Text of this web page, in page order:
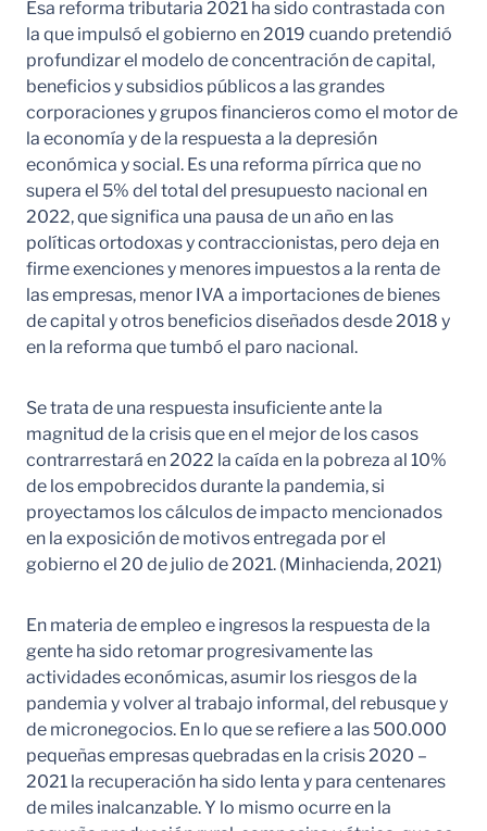
Esa reforma tributaria 2021 ha sido contrastada con
la que impulsó el gobierno en 2019 cuando pretendió
profundizar el modelo de concentración de capital,
beneficios y subsidios públicos a las grandes
corporaciones y grupos financieros como el motor de
la economía y de la respuesta a la depresión
económica y social. Es una reforma pírrica que no
supera el 5% del total del presupuesto nacional en
2022, que significa una pausa de un año en las
políticas ortodoxas y contraccionistas, pero deja en
firme exenciones y menores impuestos a la renta de
las empresas, menor IVA a importaciones de bienes
de capital y otros beneficios diseñados desde 2018 y
en la reforma que tumbó el paro nacional.
Se trata de una respuesta insuficiente ante la
magnitud de la crisis que en el mejor de los casos
contrarrestará en 2022 la caída en la pobreza al 10%
de los empobrecidos durante la pandemia, si
proyectamos los cálculos de impacto mencionados
en la exposición de motivos entregada por el
gobierno el 20 de julio de 2021. (Minhacienda, 2021)
En materia de empleo e ingresos la respuesta de la
gente ha sido retomar progresivamente las
actividades económicas, asumir los riesgos de la
pandemia y volver al trabajo informal, del rebusque y
de micronegocios. En lo que se refiere a las 500.000
pequeñas empresas quebradas en la crisis 2020 –
2021 la recuperación ha sido lenta y para centenares
de miles inalcanzable. Y lo mismo ocurre en la